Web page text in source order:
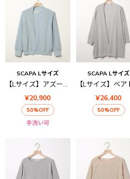
SCAPA Lサイズ
【Lサイズ】アズールハオリニット
¥20,900
50%OFF
手洗い可
SCAPA Lサイズ
¥26,400
50%OFF